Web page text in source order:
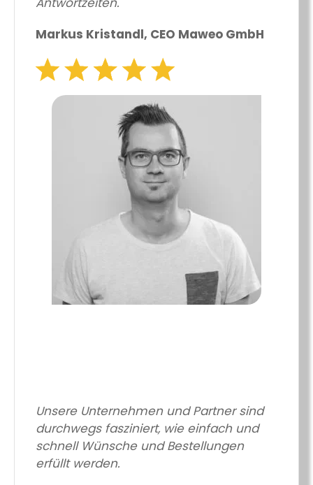
Markus Kristandl, CEO Maweo GmbH
Unsere Unternehmen und Partner sind
durchwegs fasziniert, wie einfach und
schnell Wünsche und Bestellungen
erfüllt werden.